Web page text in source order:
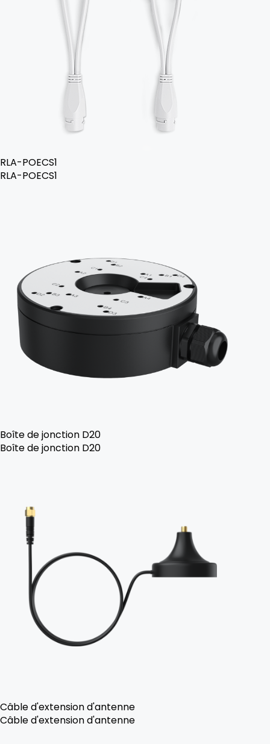
RLA-POECS1
RLA-POECS1
Boîte de jonction D20
Boîte de jonction D20
Câble d'extension d'antenne
Câble d'extension d'antenne